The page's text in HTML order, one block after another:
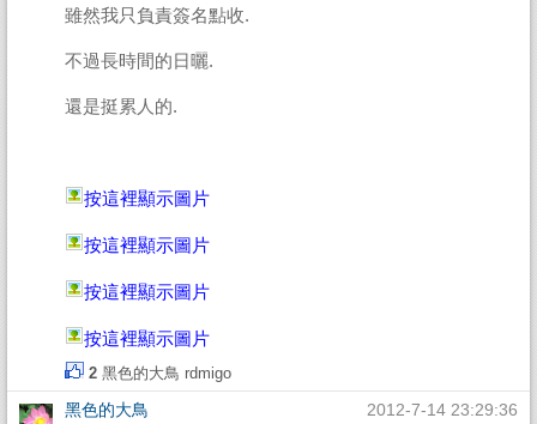
雖然我只負責簽名點收.
不過長時間的日曬.
還是挺累人的.
按這裡顯示圖片
按這裡顯示圖片
按這裡顯示圖片
按這裡顯示圖片
2 黑色的大鳥 rdmigo
黑色的大鳥 2012-7-14 23:29:36